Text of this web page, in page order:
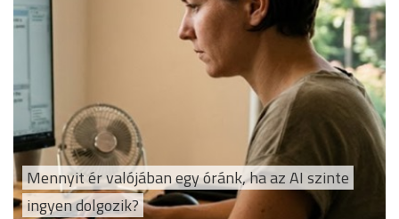
Mennyit ér valójában egy óránk, ha az AI szinte
ingyen dolgozik?